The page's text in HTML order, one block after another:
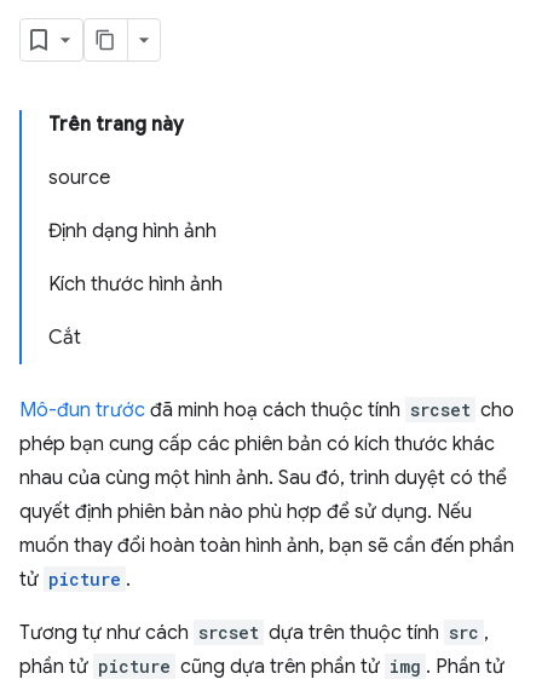
Trên trang này
source
Định dạng hình ảnh
Kích thước hình ảnh
Cắt
Mô-đun trước đã minh hoạ cách thuộc tính srcset cho
phép bạn cung cấp các phiên bản có kích thước khác
nhau của cùng một hình ảnh. Sau đó, trình duyệt có thể
quyết định phiên bản nào phù hợp để sử dụng. Nếu
muốn thay đổi hoàn toàn hình ảnh, bạn sẽ cần đến phần
tử picture .
Tương tự như cách srcset dựa trên thuộc tính src ,
phần tử picture cũng dựa trên phần tử img . Phần tử